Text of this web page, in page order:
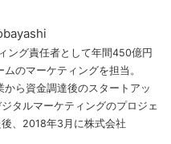
ング責任者として年間450億円
のマーケティングを担当。
ら資金調達後のスタートアッ
タルマーケティングのプロジェ
、2018年3月に株式会社